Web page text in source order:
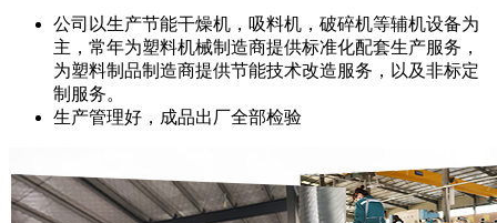
公司以生产节能干燥机，吸料机，破碎机等辅机设备为
主，常年为塑料机械制造商提供标准化配套生产服务，
为塑料制品制造商提供节能技术改造服务，以及非标定
制服务。
生产管理好，成品出厂全部检验